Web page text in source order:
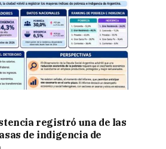
registró una de las
de indigencia de